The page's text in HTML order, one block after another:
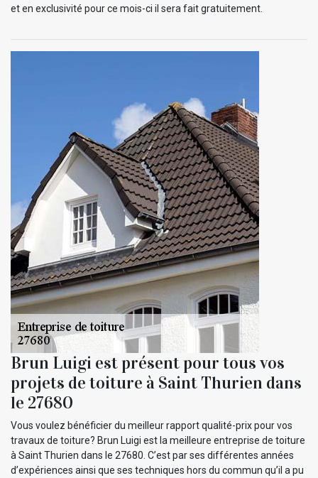
et en exclusivité pour ce mois-ci il sera fait gratuitement.
Brun Luigi est présent pour tous vos
projets de toiture à Saint Thurien dans
le 27680
Vous voulez bénéficier du meilleur rapport qualité-prix pour vos
travaux de toiture? Brun Luigi est la meilleure entreprise de toiture
à Saint Thurien dans le 27680. C’est par ses différentes années
d’expériences ainsi que ses techniques hors du commun qu’il a pu